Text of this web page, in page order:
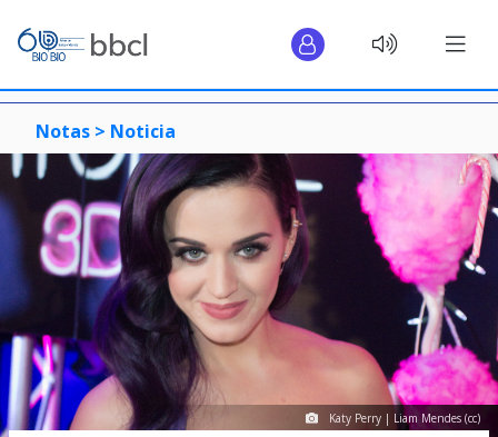
Notas > Noticia
Katy Perry | Liam Mendes (cc)